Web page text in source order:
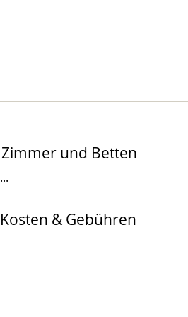
Zimmer und Betten
...
Kosten & Gebühren